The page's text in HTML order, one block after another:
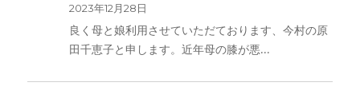
2023年12月28日
良く母と娘利用させていただております、今村の原
田千恵子と申します。近年母の膝が悪…